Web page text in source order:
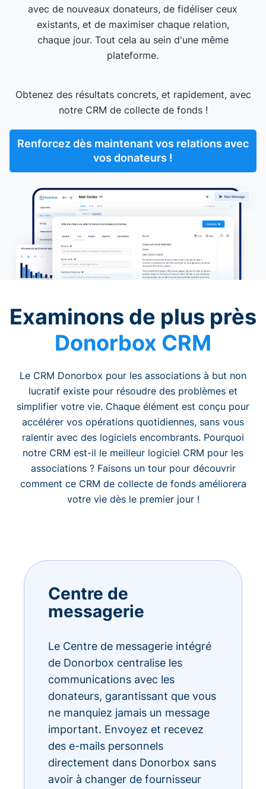
avec de nouveaux donateurs, de fidéliser ceux
existants, et de maximiser chaque relation,
chaque jour. Tout cela au sein d'une même
plateforme.
Obtenez des résultats concrets, et rapidement, avec
notre CRM de collecte de fonds !
Renforcez dès maintenant vos relations avec
vos donateurs !
Examinons de plus près
Donorbox CRM
Le CRM Donorbox pour les associations à but non
lucratif existe pour résoudre des problèmes et
simplifier votre vie. Chaque élément est conçu pour
accélérer vos opérations quotidiennes, sans vous
ralentir avec des logiciels encombrants. Pourquoi
notre CRM est-il le meilleur logiciel CRM pour les
associations ? Faisons un tour pour découvrir
comment ce CRM de collecte de fonds améliorera
votre vie dès le premier jour !
Centre de
messagerie
Le Centre de messagerie intégré
de Donorbox centralise les
communications avec les
donateurs, garantissant que vous
ne manquiez jamais un message
important. Envoyez et recevez
des e-mails personnels
directement dans Donorbox sans
avoir à changer de fournisseur